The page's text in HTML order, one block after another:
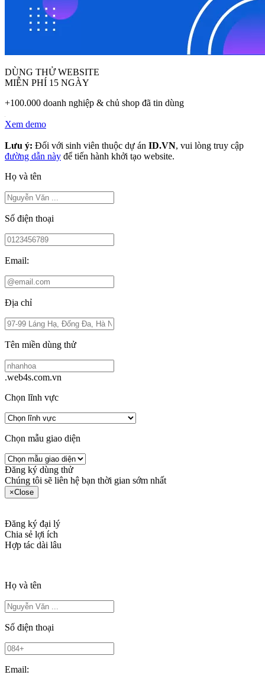
DÙNG THỬ WEBSITE
MIỄN PHÍ 15 NGÀY
+100.000 doanh nghiệp & chủ shop đã tin dùng
Xem demo
Lưu ý: Đối với sinh viên thuộc dự án ID.VN, vui lòng truy cập
đường dẫn này để tiến hành khởi tạo website.
Họ và tên
Số điện thoại
Email:
Địa chỉ
Tên miền dùng thử
.web4s.com.vn
Chọn lĩnh vực
Chọn mẫu giao diện
Đăng ký dùng thử
Chúng tôi sẽ liên hệ bạn thời gian sớm nhất
×Close
Đăng ký đại lý
Chia sẻ lợi ích
Hợp tác dài lâu
Họ và tên
Số điện thoại
Email: